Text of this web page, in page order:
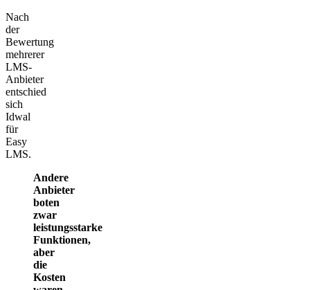
Nach
der
Bewertung
mehrerer
LMS-
Anbieter
entschied
sich
Idwal
für
Easy
LMS.
Andere
Anbieter
boten
zwar
leistungsstarke
Funktionen,
aber
die
Kosten